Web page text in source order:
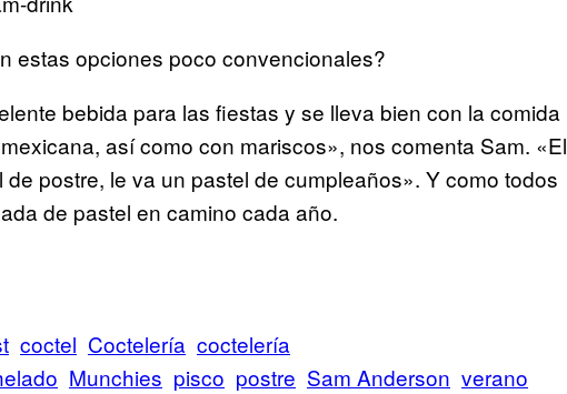
estas opciones poco convencionales?
bebida para las fiestas y se lleva bien con la comida
así como con mariscos», nos comenta Sam. «El
postre, le va un pastel de cumpleaños». Y como todos
de pastel en camino cada año.
coctel Coctelería coctelería
Munchies pisco postre Sam Anderson verano